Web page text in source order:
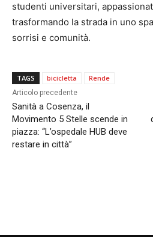
studenti universitari,
trasformando la strada in uno
sorrisi e comunità.
TAGS bicicletta Rende
Articolo precedente
Sanità a Cosenza, il
Movimento 5 Stelle scende in
piazza: “L’ospedale HUB deve
restare in città”